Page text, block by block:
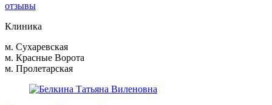
отзывы
Клиника
м. Сухаревская
м. Красные Ворота
м. Пролетарская